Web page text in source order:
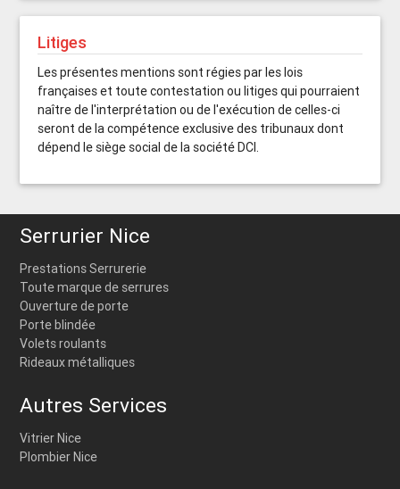
Litiges
Les présentes mentions sont régies par les lois
françaises et toute contestation ou litiges qui pourraient
naître de l'interprétation ou de l'exécution de celles-ci
seront de la compétence exclusive des tribunaux dont
dépend le siège social de la société DCI.
Serrurier Nice
Prestations Serrurerie
Toute marque de serrures
Ouverture de porte
Porte blindée
Volets roulants
Rideaux métalliques
Autres Services
Vitrier Nice
Plombier Nice